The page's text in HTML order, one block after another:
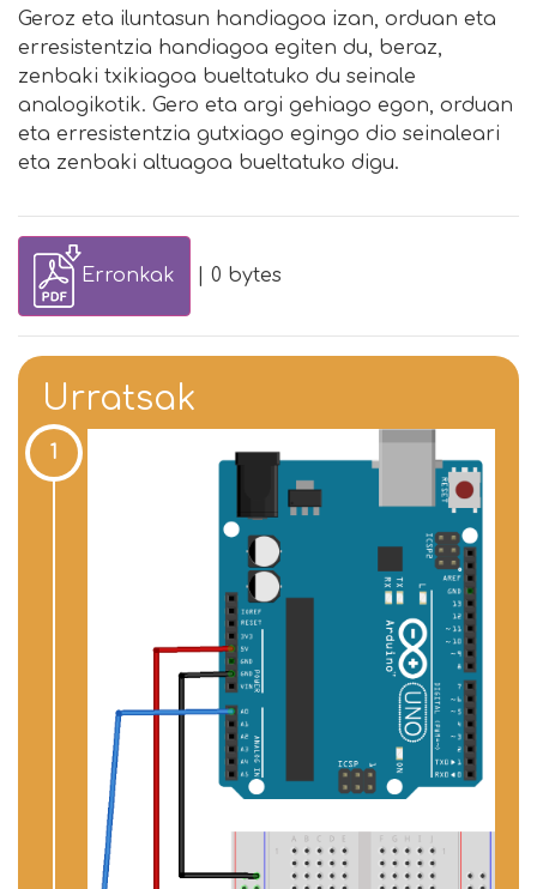
Geroz eta iluntasun handiagoa izan, orduan eta
erresistentzia handiagoa egiten du, beraz,
zenbaki txikiagoa bueltatuko du seinale
analogikotik. Gero eta argi gehiago egon, orduan
eta erresistentzia gutxiago egingo dio seinaleari
eta zenbaki altuagoa bueltatuko digu.
Erronkak | 0 bytes
Urratsak
1